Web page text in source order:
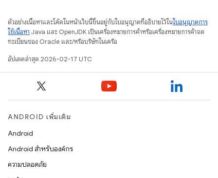
ตัวอย่างเนื้อหาและโค้ดในหน้าเว็บนี้ขึ้นอยู่กับใบอนุญาตที่อธิบายไว้ในใบอนุญาตการ
ใช้เนื้อหา Java และ OpenJDK เป็นเครื่องหมายการค้าหรือเครื่องหมายการค้าจด
ทะเบียนของ Oracle และ/หรือบริษัทในเครือ
อัปเดตล่าสุด 2026-02-17 UTC
ANDROID เพิ่มเติม
Android
Android สำหรับองค์กร
ความปลอดภัย